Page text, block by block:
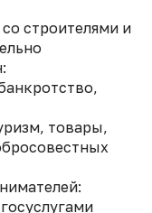
строителями и
товары,